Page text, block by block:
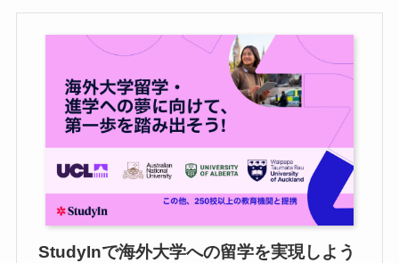
StudyInで海外大学への留学を実現しよう